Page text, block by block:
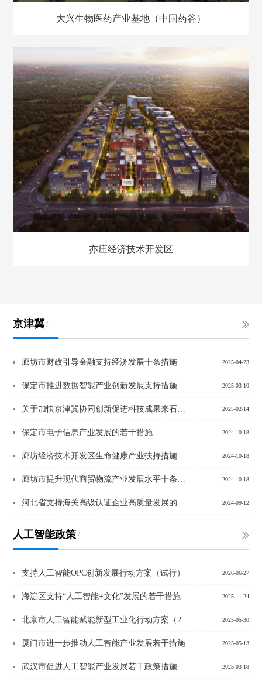
大兴生物医药产业基地（中国药谷）
亦庄经济技术开发区
京津冀 /
廊坊市财政引导金融支持经济发展十条措施 2025-04-23
保定市推进数据智能产业创新发展支持措施 2025-03-10
关于加快京津冀协同创新促进科技成果来石转化的若干措施 2025-02-14
保定市电子信息产业发展的若干措施 2024-10-18
廊坊经济技术开发区生命健康产业扶持措施 2024-10-18
廊坊市提升现代商贸物流产业发展水平十条措施 2024-10-18
河北省支持海关高级认证企业高质量发展的十条措施 2024-09-12
人工智能政策 /
支持人工智能OPC创新发展行动方案（试行） 2026-06-27
海淀区支持“人工智能+文化”发展的若干措施 2025-11-24
北京市人工智能赋能新型工业化行动方案（2025年） 2025-05-30
厦门市进一步推动人工智能产业发展若干措施 2025-05-13
武汉市促进人工智能产业发展若干政策措施 2025-03-18